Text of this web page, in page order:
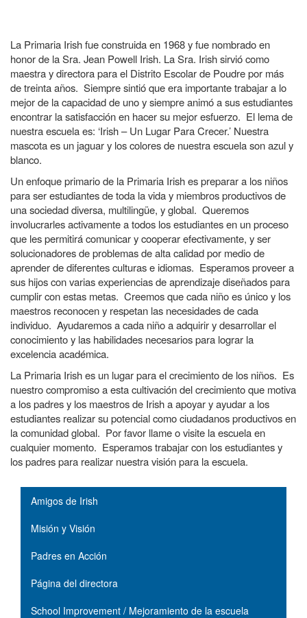
La Primaria Irish fue construida en 1968 y fue nombrado en
honor de la Sra. Jean Powell Irish. La Sra. Irish sirvió como
maestra y directora para el Distrito Escolar de Poudre por más
de treinta años. Siempre sintió que era importante trabajar a lo
mejor de la capacidad de uno y siempre animó a sus estudiantes
encontrar la satisfacción en hacer su mejor esfuerzo. El lema de
nuestra escuela es: ‘Irish – Un Lugar Para Crecer.’ Nuestra
mascota es un jaguar y los colores de nuestra escuela son azul y
blanco.
Un enfoque primario de la Primaria Irish es preparar a los niños
para ser estudiantes de toda la vida y miembros productivos de
una sociedad diversa, multilingüe, y global. Queremos
involucrarles activamente a todos los estudiantes en un proceso
que les permitirá comunicar y cooperar efectivamente, y ser
solucionadores de problemas de alta calidad por medio de
aprender de diferentes culturas e idiomas. Esperamos proveer a
sus hijos con varias experiencias de aprendizaje diseñados para
cumplir con estas metas. Creemos que cada niño es único y los
maestros reconocen y respetan las necesidades de cada
individuo. Ayudaremos a cada niño a adquirir y desarrollar el
conocimiento y las habilidades necesarios para lograr la
excelencia académica.
La Primaria Irish es un lugar para el crecimiento de los niños. Es
nuestro compromiso a esta cultivación del crecimiento que motiva
a los padres y los maestros de Irish a apoyar y ayudar a los
estudiantes realizar su potencial como ciudadanos productivos en
la comunidad global. Por favor llame o visite la escuela en
cualquier momento. Esperamos trabajar con los estudiantes y
los padres para realizar nuestra visión para la escuela.
Main navigation
Amigos de Irish
Misión y Visión
Padres en Acción
Página del directora
School Improvement / Mejoramiento de la escuela